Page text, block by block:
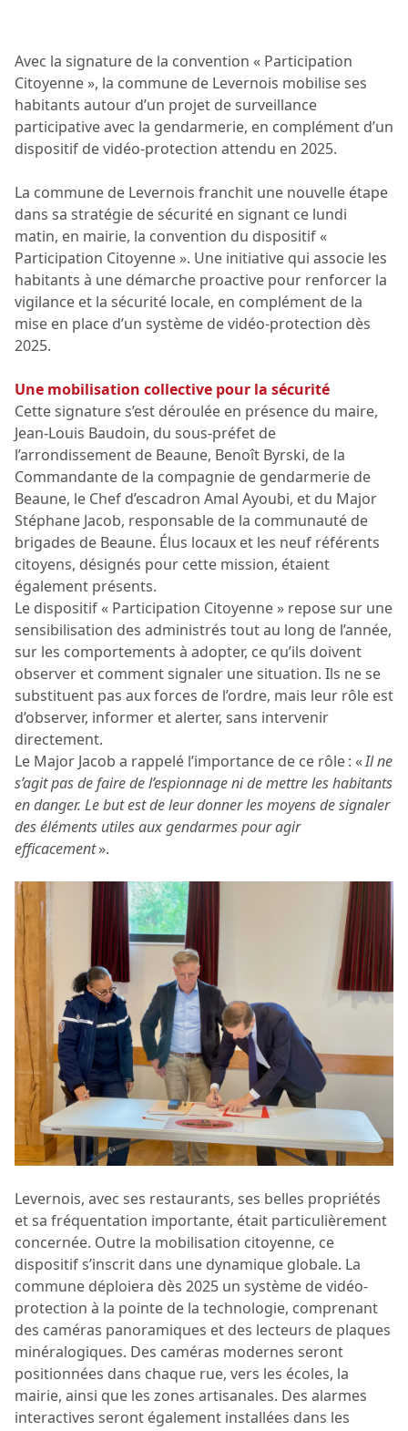
Avec la signature de la convention « Participation
Citoyenne », la commune de Levernois mobilise ses
habitants autour d’un projet de surveillance
participative avec la gendarmerie, en complément d’un
dispositif de vidéo-protection attendu en 2025.
La commune de Levernois franchit une nouvelle étape
dans sa stratégie de sécurité en signant ce lundi
matin, en mairie, la convention du dispositif «
Participation Citoyenne ». Une initiative qui associe les
habitants à une démarche proactive pour renforcer la
vigilance et la sécurité locale, en complément de la
mise en place d’un système de vidéo-protection dès
2025.
Une mobilisation collective pour la sécurité
Cette signature s’est déroulée en présence du maire,
Jean-Louis Baudoin, du sous-préfet de
l’arrondissement de Beaune, Benoît Byrski, de la
Commandante de la compagnie de gendarmerie de
Beaune, le Chef d’escadron Amal Ayoubi, et du Major
Stéphane Jacob, responsable de la communauté de
brigades de Beaune. Élus locaux et les neuf référents
citoyens, désignés pour cette mission, étaient
également présents.
Le dispositif « Participation Citoyenne » repose sur une
sensibilisation des administrés tout au long de l’année,
sur les comportements à adopter, ce qu’ils doivent
observer et comment signaler une situation. Ils ne se
substituent pas aux forces de l’ordre, mais leur rôle est
d’observer, informer et alerter, sans intervenir
directement.
Le Major Jacob a rappelé l’importance de ce rôle : «Il ne
s’agit pas de faire de l’espionnage ni de mettre les habitants
en danger. Le but est de leur donner les moyens de signaler
des éléments utiles aux gendarmes pour agir
efficacement».
Levernois, avec ses restaurants, ses belles propriétés
et sa fréquentation importante, était particulièrement
concernée. Outre la mobilisation citoyenne, ce
dispositif s’inscrit dans une dynamique globale. La
commune déploiera dès 2025 un système de vidéo-
protection à la pointe de la technologie, comprenant
des caméras panoramiques et des lecteurs de plaques
minéralogiques. Des caméras modernes seront
positionnées dans chaque rue, vers les écoles, la
mairie, ainsi que les zones artisanales. Des alarmes
interactives seront également installées dans les